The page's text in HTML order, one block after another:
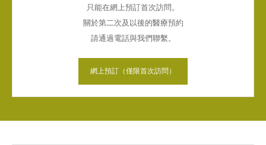
只能在網上預訂首次訪問。
關於第二次及以後的醫療預約
請通過電話與我們聯繫。
網上預訂（僅限首次訪問）